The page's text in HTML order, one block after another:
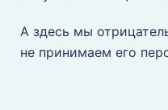
А здесь мы
не принимаем его